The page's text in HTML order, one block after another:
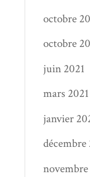
octobre
octobre
juin 2021
mars 2021
janvier
décembre